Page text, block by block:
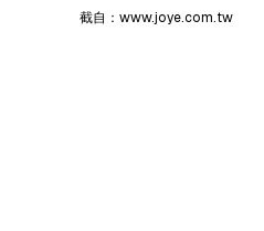
截自：www.joye.com.tw